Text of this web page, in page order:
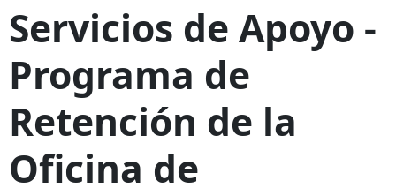
Servicios de Apoyo -
Programa de
Retención de la
Oficina de